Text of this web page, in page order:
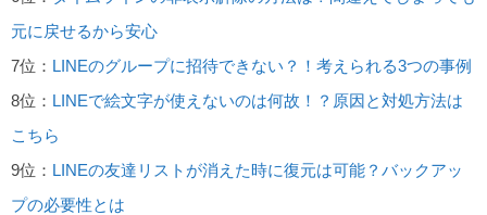
元に戻せるから安心
7位： LINEのグループに招待できない？！考えられる3つの事例
8位： LINEで絵文字が使えないのは何故！？原因と対処方法は
こちら
9位： LINEの友達リストが消えた時に復元は可能？バックアッ
プの必要性とは